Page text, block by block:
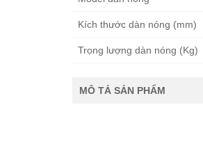
Kích thước dàn nóng (mm)
Trọng lượng dàn nóng (Kg)
MÔ TẢ SẢN PHẨM